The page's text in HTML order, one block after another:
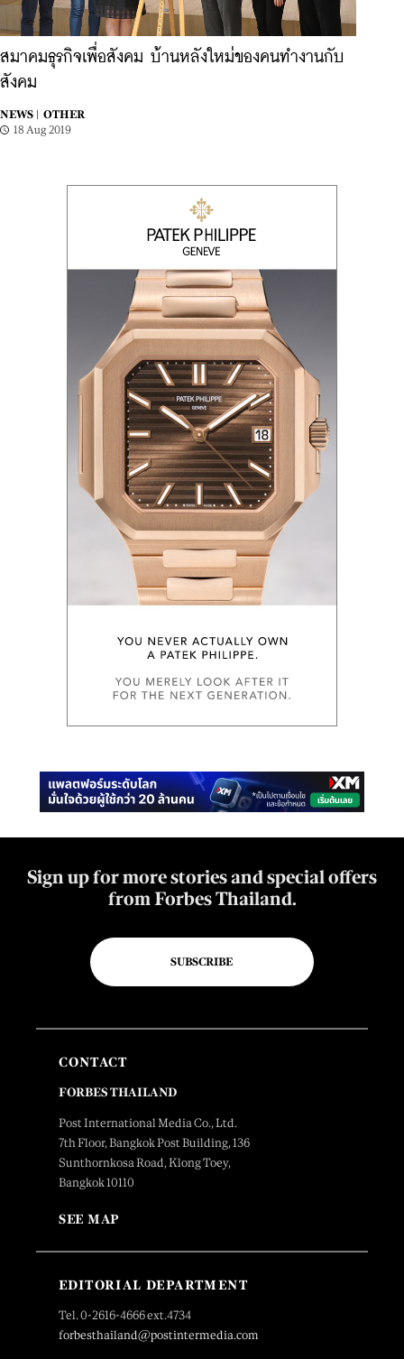
สมาคมธุรกิจเพื่อสังคม บ้านหลังใหม่ของคนทำงานกับ
สังคม
NEWS |
OTHER
18 Aug 2019
Sign up for more stories and special offers
from Forbes Thailand.
SUBSCRIBE
CONTACT
FORBES THAILAND
Post International Media Co., Ltd.
7th Floor, Bangkok Post Building, 136
Sunthornkosa Road, Klong Toey,
Bangkok 10110
SEE MAP
EDITORIAL DEPARTMENT
Tel. 0-2616-4666 ext.4734
forbesthailand@postintermedia.com